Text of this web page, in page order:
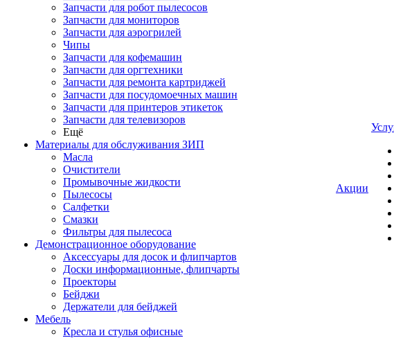
Запчасти для робот пылесосов
Запчасти для мониторов
Запчасти для аэрогрилей
Чипы
Запчасти для кофемашин
Запчасти для оргтехники
Запчасти для ремонта картриджей
Запчасти для посудомоечных машин
Запчасти для принтеров этикеток
Запчасти для телевизоров
Ещё
Материалы для обслуживания ЗИП
Масла
Очистители
Промывочные жидкости
Пылесосы
Салфетки
Смазки
Фильтры для пылесоса
Демонстрационное оборудование
Аксессуары для досок и флипчартов
Доски информационные, флипчарты
Проекторы
Бейджи
Держатели для бейджей
Мебель
Кресла и стулья офисные
Акции